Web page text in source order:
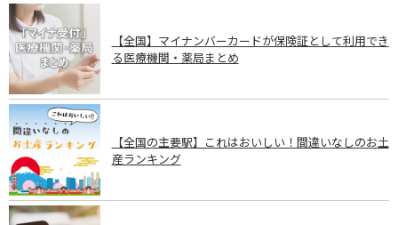
【全国】マイナンバーカードが保険証として利用でき
る医療機関・薬局まとめ
【全国の主要駅】これはおいしい！間違いなしのお土
産ランキング